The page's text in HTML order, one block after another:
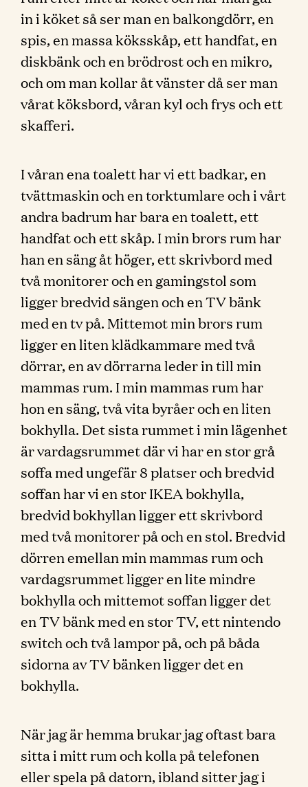
in i köket så ser man en balkongdörr, en
spis, en massa köksskåp, ett handfat, en
diskbänk och en brödrost och en mikro,
och om man kollar åt vänster då ser man
vårat köksbord, våran kyl och frys och ett
skafferi.
I våran ena toalett har vi ett badkar, en
tvättmaskin och en torktumlare och i vårt
andra badrum har bara en toalett, ett
handfat och ett skåp. I min brors rum har
han en säng åt höger, ett skrivbord med
två monitorer och en gamingstol som
ligger bredvid sängen och en TV bänk
med en tv på. Mittemot min brors rum
ligger en liten klädkammare med två
dörrar, en av dörrarna leder in till min
mammas rum. I min mammas rum har
hon en säng, två vita byråer och en liten
bokhylla. Det sista rummet i min lägenhet
är vardagsrummet där vi har en stor grå
soffa med ungefär 8 platser och bredvid
soffan har vi en stor IKEA bokhylla,
bredvid bokhyllan ligger ett skrivbord
med två monitorer på och en stol. Bredvid
dörren emellan min mammas rum och
vardagsrummet ligger en lite mindre
bokhylla och mittemot soffan ligger det
en TV bänk med en stor TV, ett nintendo
switch och två lampor på, och på båda
sidorna av TV bänken ligger det en
bokhylla.
När jag är hemma brukar jag oftast bara
sitta i mitt rum och kolla på telefonen
eller spela på datorn, ibland sitter jag i